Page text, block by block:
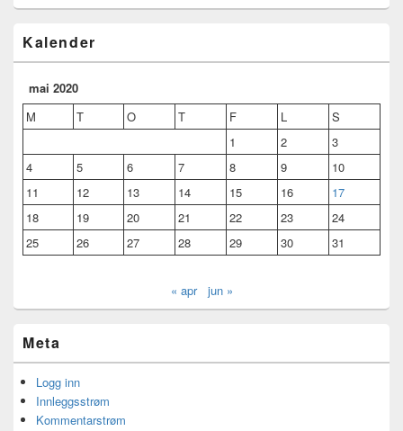
Kalender
mai 2020
M
T O T F L
S
1
2
3
4
5 6 7 8 9
10
11
12 13 14 15 16
17
18
19 20 21 22 23
24
25
26 27 28 29 30 31
« apr jun »
Meta
Logg inn
Innleggsstrøm
Kommentarstrøm